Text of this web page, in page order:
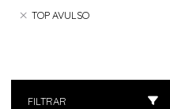
TOP AVULSO
FILTRAR